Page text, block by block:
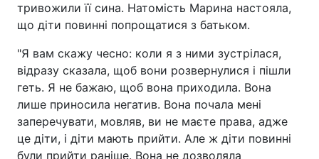
тривожили її сина. Натомість Марина настояла,
що діти повинні попрощатися з батьком.
"Я вам скажу чесно: коли я з ними зустрілася,
відразу сказала, щоб вони розвернулися і пішли
геть. Я не бажаю, щоб вона приходила. Вона
лише приносила негатив. Вона почала мені
заперечувати, мовляв, ви не маєте права, адже
це діти, і діти мають прийти. Але ж діти повинні
були прийти раніше. Вона не дозволяла